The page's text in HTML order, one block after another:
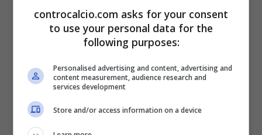
(Controcalcio.com) – AnsaFoto
controcalcio.com asks for your consent
to use your personal data for the
following purposes:
Personalised advertising and content, advertising and
content measurement, audience research and
services development
Store and/or access information on a device